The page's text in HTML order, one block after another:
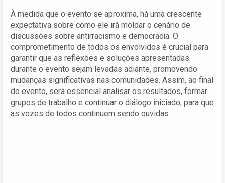
À medida que o evento se aproxima, há uma crescente
expectativa sobre como ele irá moldar o cenário de
discussões sobre antirracismo e democracia. O
comprometimento de todos os envolvidos é crucial para
garantir que as reflexões e soluções apresentadas
durante o evento sejam levadas adiante, promovendo
mudanças significativas nas comunidades. Assim, ao final
do evento, será essencial analisar os resultados, formar
grupos de trabalho e continuar o diálogo iniciado, para que
as vozes de todos continuem sendo ouvidas.